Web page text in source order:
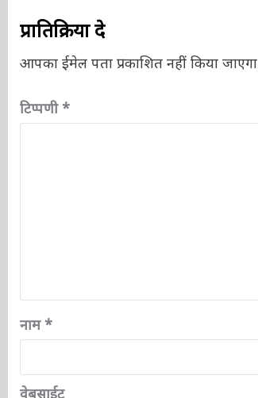
प्रातिक्रिया दे
आपका ईमेल पता प्रकाशित नहीं किया जाएगा.
टिप्पणी*
नाम*
वेबसाईट